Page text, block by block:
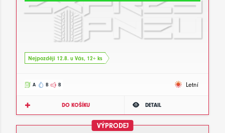
Nejpozději 12.8. u Vás, 12+ ks
A B B Letní
DO KOŠÍKU DETAIL
VÝPRODEJ